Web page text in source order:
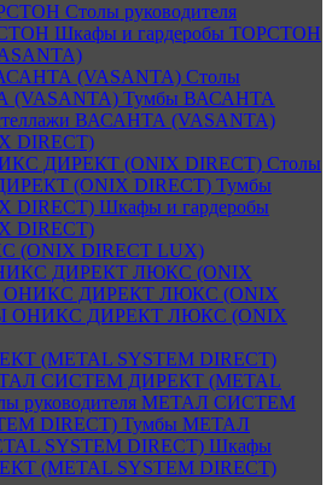
Столы руководителя
Шкафы и гардеробы ТОРСТОН
(VASANTA) Столы
(VASANTA) Тумбы ВАСАНТА
ВАСАНТА (VASANTA)
DIRECT)
ДИРЕКТ (ONIX DIRECT) Столы
(ONIX DIRECT) Тумбы
DIRECT) Шкафы и гардеробы
DIRECT)
DIRECT LUX)
ДИРЕКТ ЛЮКС (ONIX
ДИРЕКТ ЛЮКС (ONIX
ДИРЕКТ ЛЮКС (ONIX
(METAL SYSTEM DIRECT)
СИСТЕМ ДИРЕКТ (METAL
руководителя МЕТАЛ СИСТЕМ
DIRECT) Тумбы МЕТАЛ
SYSTEM DIRECT) Шкафы
(METAL SYSTEM DIRECT)